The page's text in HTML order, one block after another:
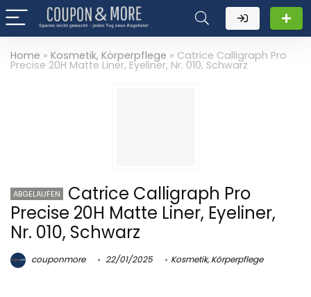
Home » Kosmetik, Körperpflege » Catrice Calligraph Pro
Precise 20H Matte Liner, Eyeliner, Nr. 010, Schwarz
ABGELAUFEN
Catrice Calligraph Pro
Precise 20H Matte Liner, Eyeliner,
Nr. 010, Schwarz
couponmore 22/01/2025 Kosmetik, Körperpflege